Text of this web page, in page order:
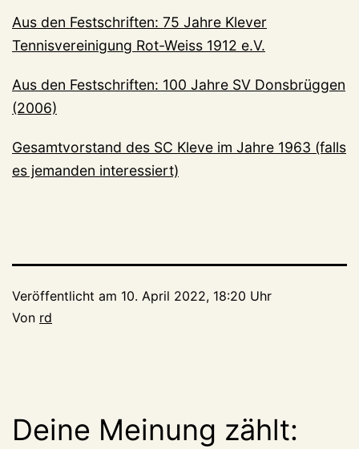
Aus den Festschriften: 75 Jahre Klever
Tennisvereinigung Rot-Weiss 1912 e.V.
Aus den Festschriften: 100 Jahre SV Donsbrüggen
(2006)
Gesamtvorstand des SC Kleve im Jahre 1963 (falls
es jemanden interessiert)
Veröffentlicht am 10. April 2022, 18:20 Uhr
Von rd
Deine Meinung zählt: